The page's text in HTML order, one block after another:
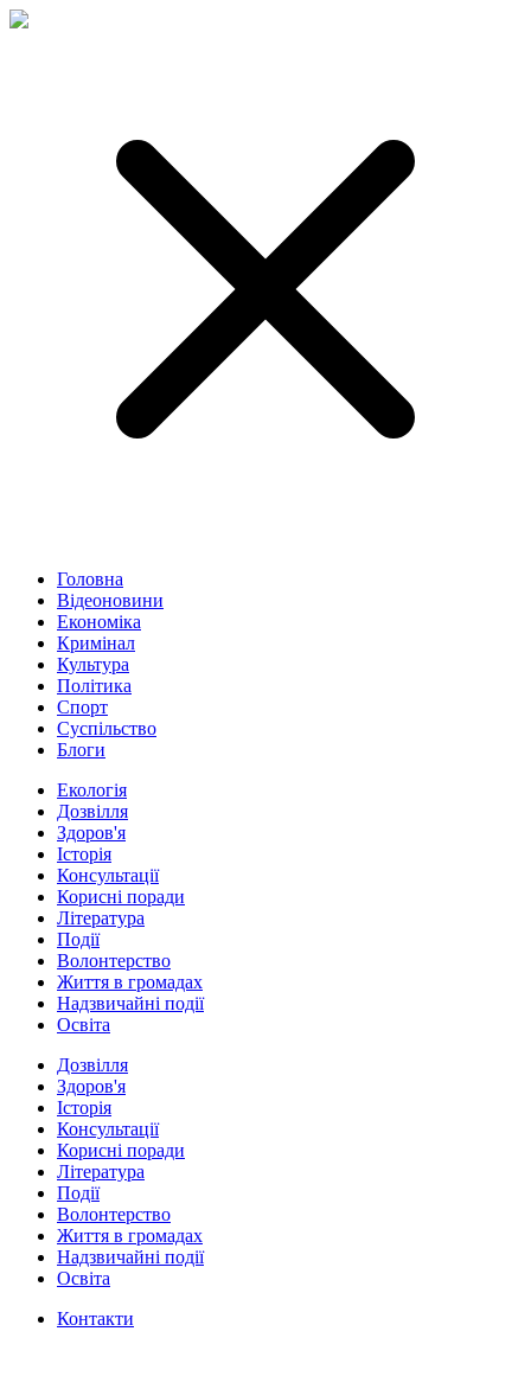
Головна
Відеоновини
Економіка
Кримінал
Культура
Політика
Спорт
Суспільство
Блоги
Екологія
Дозвілля
Здоров'я
Історія
Консультації
Корисні поради
Література
Події
Волонтерство
Життя в громадах
Надзвичайні події
Освіта
Дозвілля
Здоров'я
Історія
Консультації
Корисні поради
Література
Події
Волонтерство
Життя в громадах
Надзвичайні події
Освіта
Контакти